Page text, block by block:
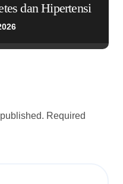
dan Hipertensi
Required